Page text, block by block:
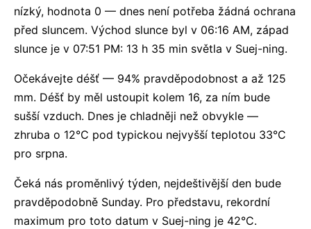
nízký, hodnota 0 — dnes není potřeba žádná ochrana
před sluncem. Východ slunce byl v 06:16 AM, západ
slunce je v 07:51 PM: 13 h 35 min světla v Suej-ning.
Očekávejte déšť — 94% pravděpodobnost a až 125
mm. Déšť by měl ustoupit kolem 16, za ním bude
sušší vzduch. Dnes je chladněji než obvykle —
zhruba o 12°C pod typickou nejvyšší teplotou 33°C
pro srpna.
Čeká nás proměnlivý týden, nejdeštivější den bude
pravděpodobně Sunday. Pro představu, rekordní
maximum pro toto datum v Suej-ning je 42°C.